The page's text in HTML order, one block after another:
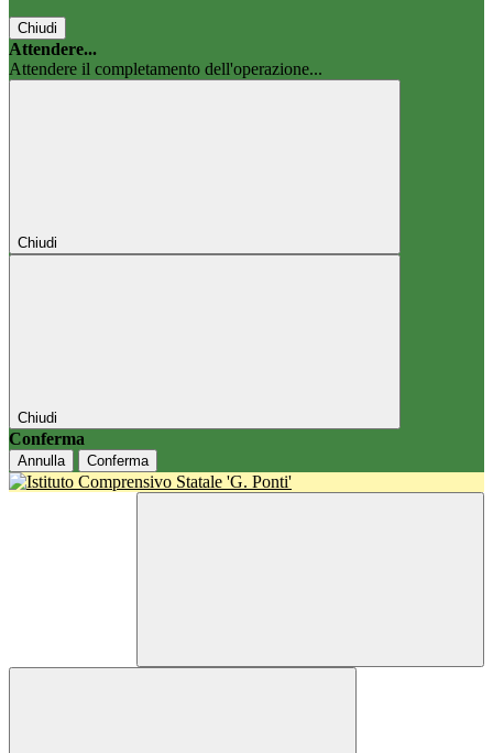
Chiudi
Attendere...
Attendere il completamento dell'operazione...
Chiudi
Chiudi
Conferma
Annulla Conferma